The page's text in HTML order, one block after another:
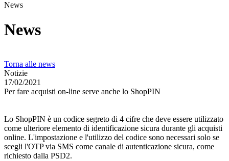
News
News
Torna alle news
Notizie
17/02/2021
Per fare acquisti on-line serve anche lo ShopPIN
Lo ShopPIN è un codice segreto di 4 cifre che deve essere utilizzato
come ulteriore elemento di identificazione sicura durante gli acquisti
online. L'impostazione e l'utilizzo del codice sono necessari solo se
scegli l'OTP via SMS come canale di autenticazione sicura, come
richiesto dalla PSD2.